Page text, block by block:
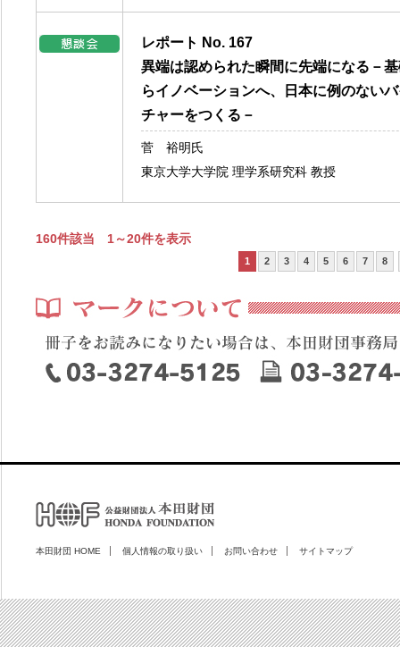
レポート No. 167
異端は認められた瞬間に先端になる－
らイノベーションへ、日本に例のない
チャーをつくる－
菅 裕明氏
東京大学大学院 理学系研究科 教授
160件該当 1～20件を表示
1 2 3 4 5 6 7 8
本田財団 HOME 個人情報の取り扱い お問い合わせ サイトマップ